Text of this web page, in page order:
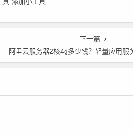
具”添加小工具
下一篇
阿里云服务器2核4g多少钱？轻量应用服务器297.98元，